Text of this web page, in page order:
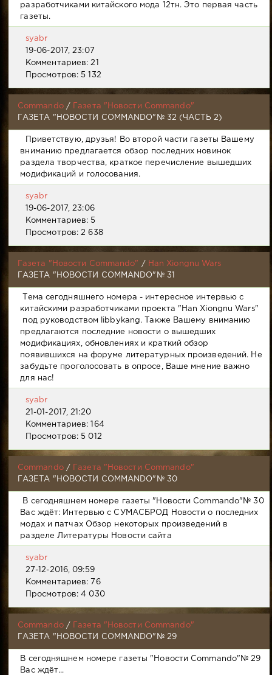
разработчиками китайского мода 12тн. Это первая часть
газеты.
syabr
19-06-2017, 23:07
Комментариев: 21
Просмотров: 5 132
Commando/
Газета "Новости Commando"
ГАЗЕТА "НОВОСТИ COMMANDO"№ 32 (ЧАСТЬ 2)
Приветствую, друзья! Во второй части газеты Вашему
вниманию предлагается обзор последних новинок
раздела творчества, краткое перечисление вышедших
модификаций и голосования.
syabr
19-06-2017, 23:06
Комментариев: 5
Просмотров: 2 638
Газета "Новости Commando" /
Han Xiongnu Wars
ГАЗЕТА "НОВОСТИ COMMANDO"№ 31
Тема сегодняшнего номера - интересное интервью с
китайскими разработчиками проекта "Han Xiongnu Wars"
под руководством libbykang. Также Вашему вниманию
предлагаются последние новости о вышедших
модификациях, обновлениях и краткий обзор
появившихся на форуме литературных произведений. Не
забудьте проголосовать в опросе, Ваше мнение важно
для нас!
syabr
21-01-2017, 21:20
Комментариев: 164
Просмотров: 5 012
Commando/
Газета "Новости Commando"
ГАЗЕТА "НОВОСТИ COMMANDO"№ 30
В сегодняшнем номере газеты "Новости Commando"№ 30
Вас ждёт: Интервью с СУМАСБРОД Новости о последних
модах и патчах Обзор некоторых произведений в
разделе Литературы Новости сайта
syabr
27-12-2016, 09:59
Комментариев: 76
Просмотров: 4 030
Commando/
Газета "Новости Commando"
ГАЗЕТА "НОВОСТИ COMMANDO"№ 29
В сегодняшнем номере газеты "Новости Commando"№ 29
Вас ждёт...